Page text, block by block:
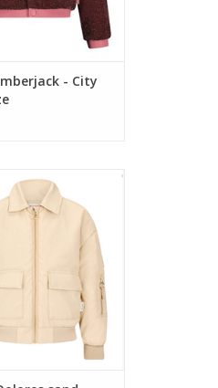
- City
Dolores sand
AAN WINKELWAGEN